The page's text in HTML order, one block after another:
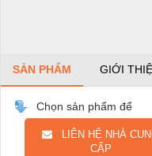
SẢN PHẨM GIỚI
Chọn sản phẩm để
LIÊN HỆ NHÀ
CẤP